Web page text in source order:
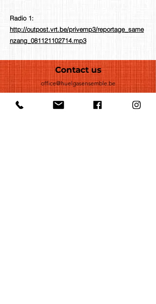
Radio 1:
http://outpost.vrt.be/privemp3/reportage_same
nzang_081121102714.mp3
Contact us
office@huelgasensemble.be
Postal address